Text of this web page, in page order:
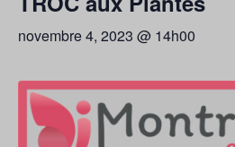
novembre 4, 2023 @ 14h00